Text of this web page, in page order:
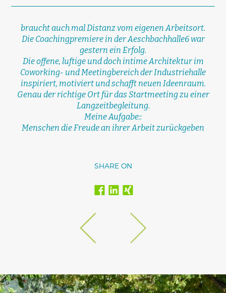
braucht auch mal Distanz vom eigenen Arbeitsort.
Die Coachingpremiere in der Aeschbachhalle6 war
gestern ein Erfolg.
Die offene, luftige und doch intime Architektur im
Coworking- und Meetingbereich der Industriehalle
inspiriert, motiviert und schafft neuen Ideenraum.
Genau der richtige Ort für das Startmeeting zu einer
Langzeitbegleitung.
Meine Aufgabe::
Menschen die Freude an ihrer Arbeit zurückgeben
SHARE ON